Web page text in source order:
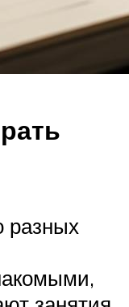
разных